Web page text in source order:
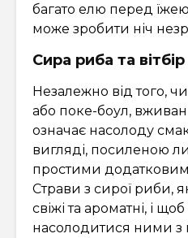
багато елю перед
може зробити ніч
Сира риба та вітбір
Незалежно від того,
або поке-боул,
означає насолоду
вигляді, посиленою
простими
Страви з сирої риби,
свіжі та ароматні, і
насолодитися ними з